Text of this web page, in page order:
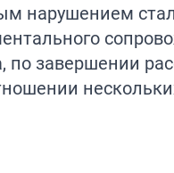
нарушением
завершении